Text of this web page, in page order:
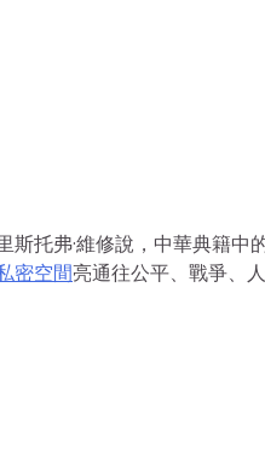
托弗·維修說，中華典籍
密空間亮通往公平、戰爭、